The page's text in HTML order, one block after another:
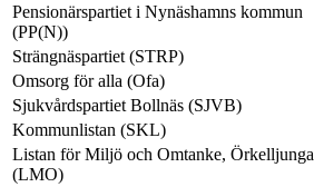
Pensionärspartiet i Nynäshamns kommun
(PP(N))
Strängnäspartiet (STRP)
Omsorg för alla (Ofa)
Sjukvårdspartiet Bollnäs (SJVB)
Kommunlistan (SKL)
Listan för Miljö och Omtanke, Örkelljunga
(LMO)